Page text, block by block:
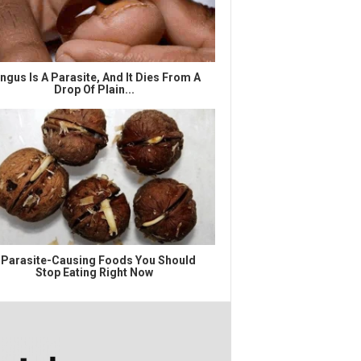
Is A Parasite, And It Dies From A
Drop Of Plain...
Causing Foods You Should
Stop Eating Right Now